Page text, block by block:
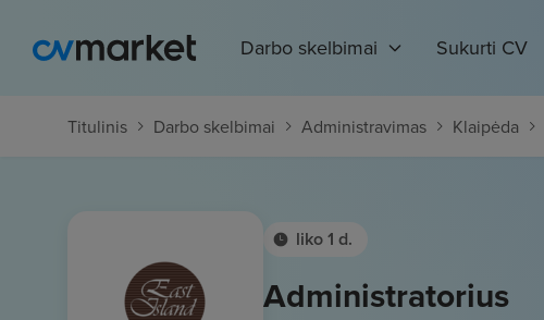
Darbo skelbimai Sukurti CV
Titulinis Darbo skelbimai Administravimas Klaipėda
liko 1 d.
Administratorius